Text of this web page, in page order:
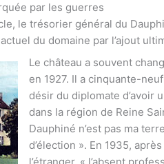
par les guerres
le trésorier général du
du domaine par l’ajout
Le château a souvent
en 1927. Il a cinquante-
désir du diplomate d’avoir
dans la région de Reine
Dauphiné n’est pas ma
d’élection ». En 1935,